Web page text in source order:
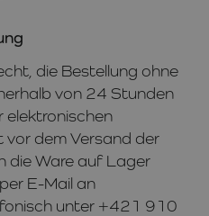
die Bestellung ohne
von 24 Stunden
elektronischen
vor dem Versand der
die Ware auf Lager
E-Mail an
unter +421 910